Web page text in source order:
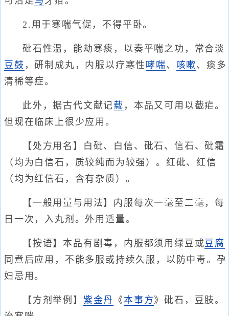
2.用于寒喘气促，不得平卧。
砒石性温，能劫寒痰，以奏平喘之功，常合淡
豆鼓 ，研制成丸，内服以疗寒性 哮喘、 咳嗽、痰多
清稀等症。
此外，据古代文献记载 ，本品又可用以截疟。
但现在临床上很少应用。
【处方用名】白砒、白信、砒石、信石、砒霜
（均为白信石，质较纯而为较强）。红砒、红信
（均为红信石，含有杂质）。
【一般用量与用法】内服每次一毫至二毫，每
日一次，入丸剂。外用适量。
【按语】本品有剧毒，内服都须用绿豆或豆腐
同煮后应用，不能多服或持续久服，以防中毒。孕
妇忌用。
【方剂举例】 紫金丹 《本事方》砒石，豆肢。